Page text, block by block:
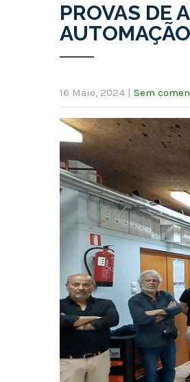
PROVAS DE
16 Maio, 2024 | Sem